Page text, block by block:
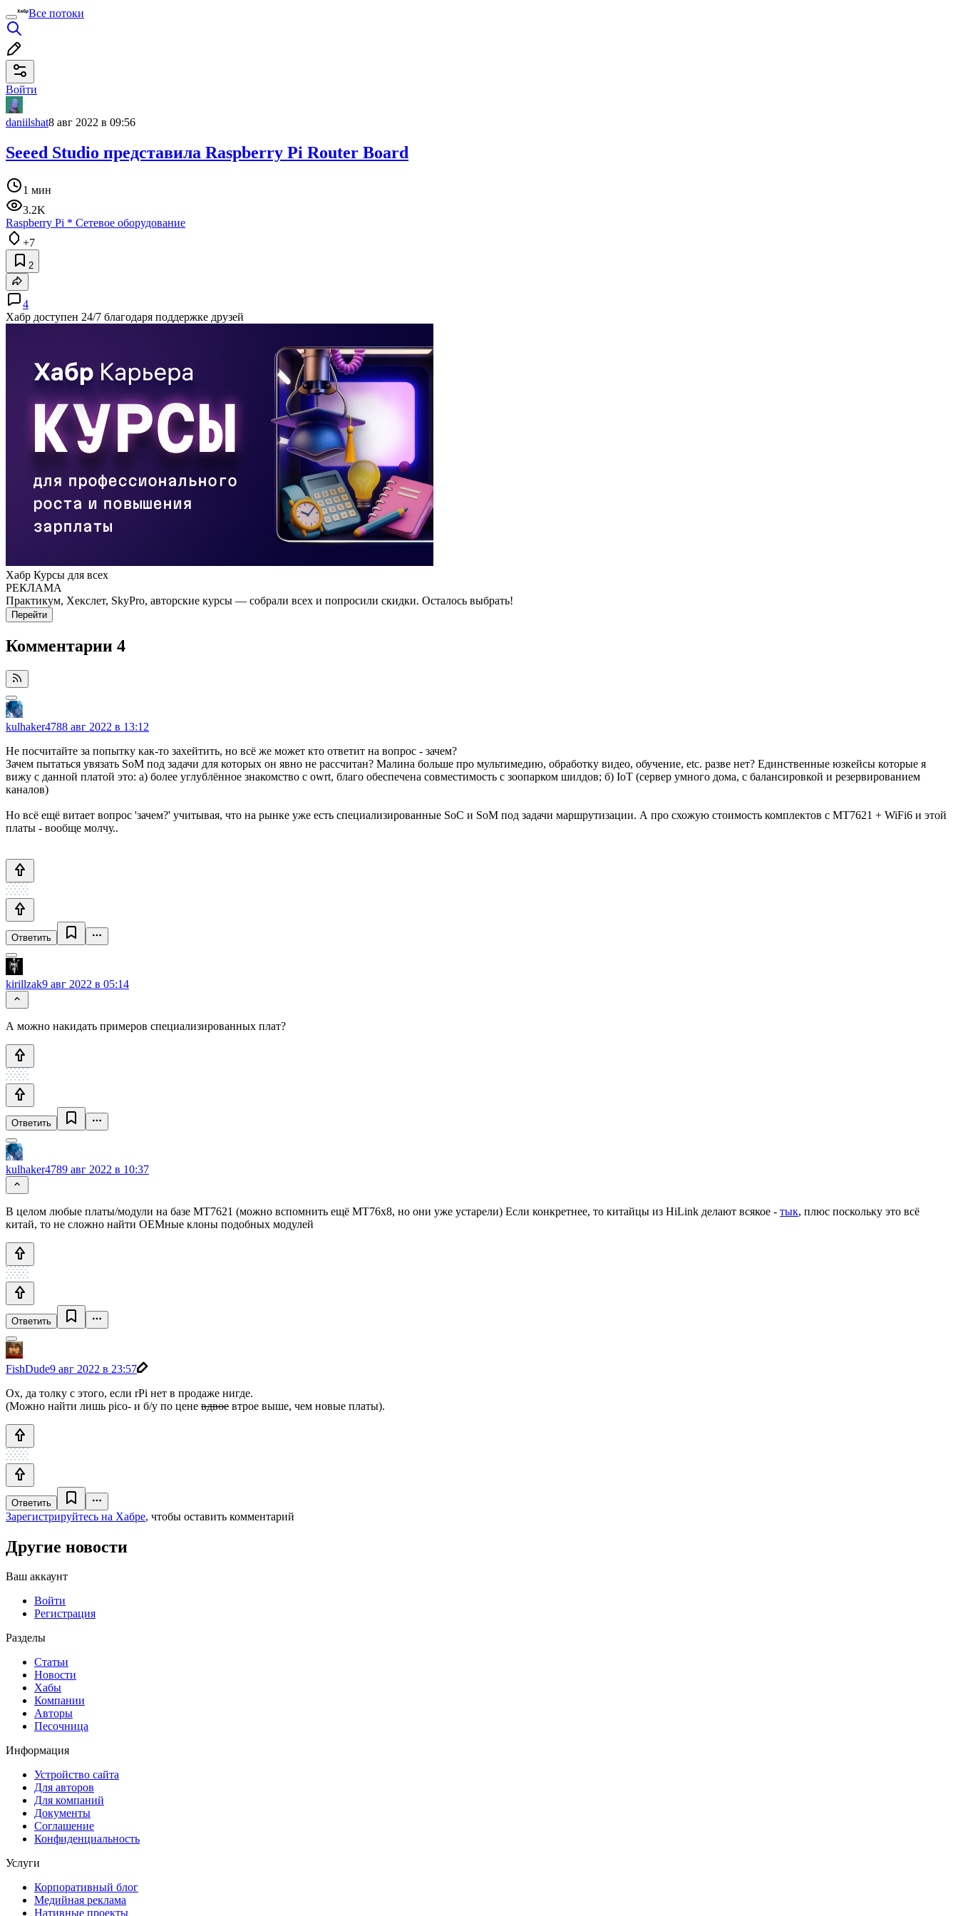
Все потоки
Войти
daniilshat8 авг 2022 в 09:56
Seeed Studio представила Raspberry Pi Router Board
1 мин
3.2K
Raspberry Pi * Сетевое оборудование
+7
2
4
Хабр доступен 24/7 благодаря поддержке друзей
Хабр Курсы для всех
РЕКЛАМА
Практикум, Хекслет, SkyPro, авторские курсы — собрали всех и попросили скидки. Осталось выбрать!
Перейти
Комментарии 4
kulhaker4788 авг 2022 в 13:12
Не посчитайте за попытку как-то захейтить, но всё же может кто ответит на вопрос - зачем?
Зачем пытаться увязать SoM под задачи для которых он явно не рассчитан? Малина больше про мультимедию, обработку видео, обучение, etc. разве нет? Единственные юзкейсы которые я
вижу с данной платой это: а) более углублённое знакомство с owrt, благо обеспечена совместимость с зоопарком шилдов; б) IoT (сервер умного дома, с балансировкой и резервированием
каналов)
Но всё ещё витает вопрос 'зачем?' учитывая, что на рынке уже есть специализированные SoC и SoM под задачи маршрутизации. А про схожую стоимость комплектов с MT7621 + WiFi6 и этой
платы - вообще молчу..
Ответить
kirillzak9 авг 2022 в 05:14
А можно накидать примеров специализированных плат?
Ответить
kulhaker4789 авг 2022 в 10:37
В целом любые платы/модули на базе MT7621 (можно вспомнить ещё MT76x8, но они уже устарели) Если конкретнее, то китайцы из HiLink делают всякое - тык, плюс поскольку это всё
китай, то не сложно найти OEMные клоны подобных модулей
Ответить
FishDude9 авг 2022 в 23:57
Ох, да толку с этого, если rPi нет в продаже нигде.
(Можно найти лишь pico- и б/у по цене вдвое втрое выше, чем новые платы).
Ответить
Зарегистрируйтесь на Хабре, чтобы оставить комментарий
Другие новости
Ваш аккаунт
Войти
Регистрация
Разделы
Статьи
Новости
Хабы
Компании
Авторы
Песочница
Информация
Устройство сайта
Для авторов
Для компаний
Документы
Соглашение
Конфиденциальность
Услуги
Корпоративный блог
Медийная реклама
Нативные проекты